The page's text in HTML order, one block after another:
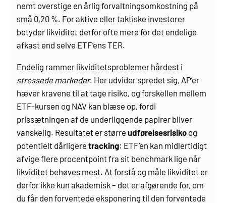
nemt overstige en årlig forvaltningsomkostning på
små 0,20 %. For aktive eller taktiske investorer
betyder likviditet derfor ofte mere for det endelige
afkast end selve ETF’ens TER.
Endelig rammer likviditetsproblemer hårdest i
stressede markeder. Her udvider spredet sig, AP’er
hæver kravene til at tage risiko, og forskellen mellem
ETF-kursen og NAV kan blæse op, fordi
prissætningen af de underliggende papirer bliver
vanskelig. Resultatet er størreudførelsesrisiko og
potentielt dårligeretracking: ETF’en kan midlertidigt
afvige flere procentpoint fra sit benchmark lige når
likviditet behøves mest. At forstå og måle likviditet er
derfor ikke kun akademisk – det er afgørende for, om
du får den forventede eksponering til den forventede